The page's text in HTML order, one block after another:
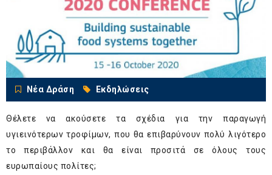
Νέα Δράση Εκδηλώσεις
Θέλετε να ακούσετε τα σχέδια για την παραγωγή
υγιεινότερων τροφίμων, που θα επιβαρύνουν πολύ λιγότερο
το περιβάλλον και θα είναι προσιτά σε όλους τους
ευρωπαίους πολίτες;